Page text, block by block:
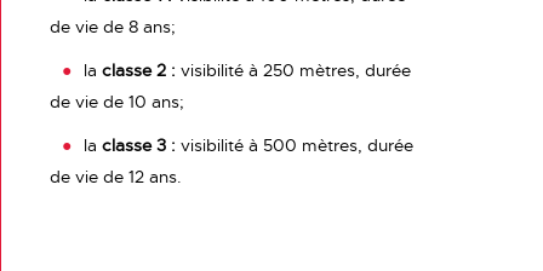
de vie de 8 ans;
la classe 2 : visibilité à 250 mètres, durée
de vie de 10 ans;
la classe 3 : visibilité à 500 mètres, durée
de vie de 12 ans.